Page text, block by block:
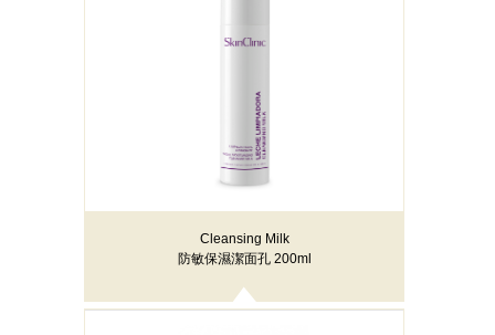
Cleansing Milk
防敏保濕潔面孔 200ml